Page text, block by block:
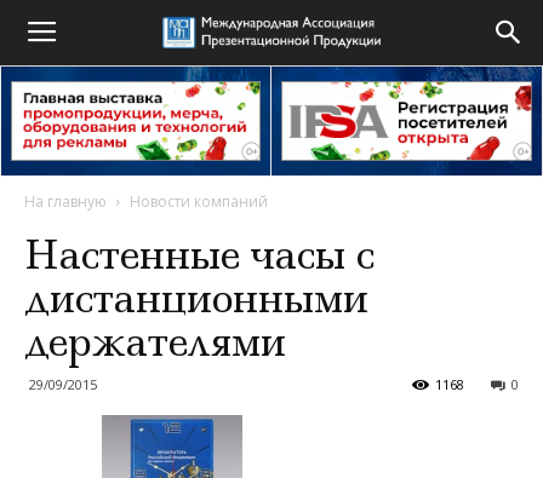
На главную Новости компаний
Настенные часы с
дистанционными
держателями
29/09/2015 0
1168